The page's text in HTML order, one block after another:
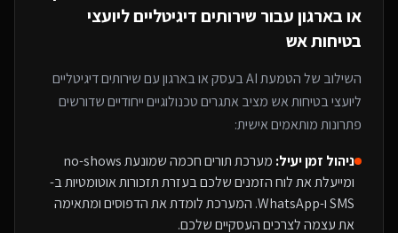
או בארגוןעבור שירותים דיגיטליים ליועצי
בטיחות אש
השילוב שלהטמעת AI בעסק או בארגון עםשירותים דיגיטליים
ליועצי בטיחות אש מציב אתגרים טכנולוגיים ייחודיים שדורשים
פתרונות מותאמים אישית:
ניהול זמן יעיל:
מערכת תורים חכמה שמונעת no-shows
ומייעלת את לוח הזמנים שלכם בעזרת תזכורות אוטומטיות ב-
SMS ו-WhatsApp. המערכת לומדת את הדפוסים ומתאימה
את עצמה לצרכים העסקיים שלכם.